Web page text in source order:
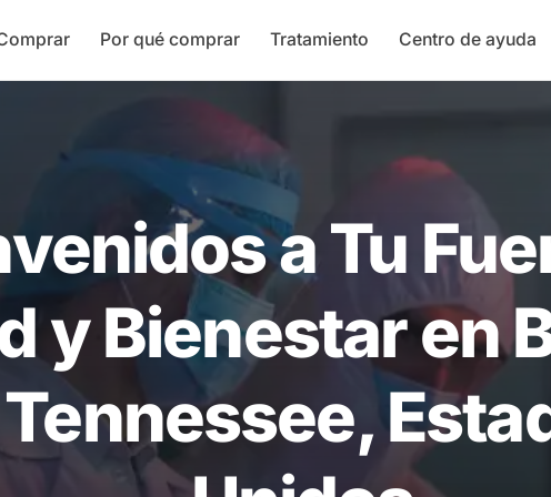
Por qué comprar Tratamiento Centro de ayuda
a Tu
y Bienestar en